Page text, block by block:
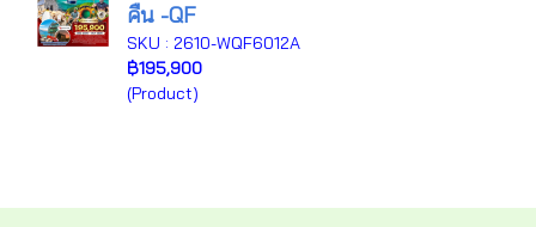
คืน -QF
SKU : 2610-WQF6012A
฿195,900
(Product)